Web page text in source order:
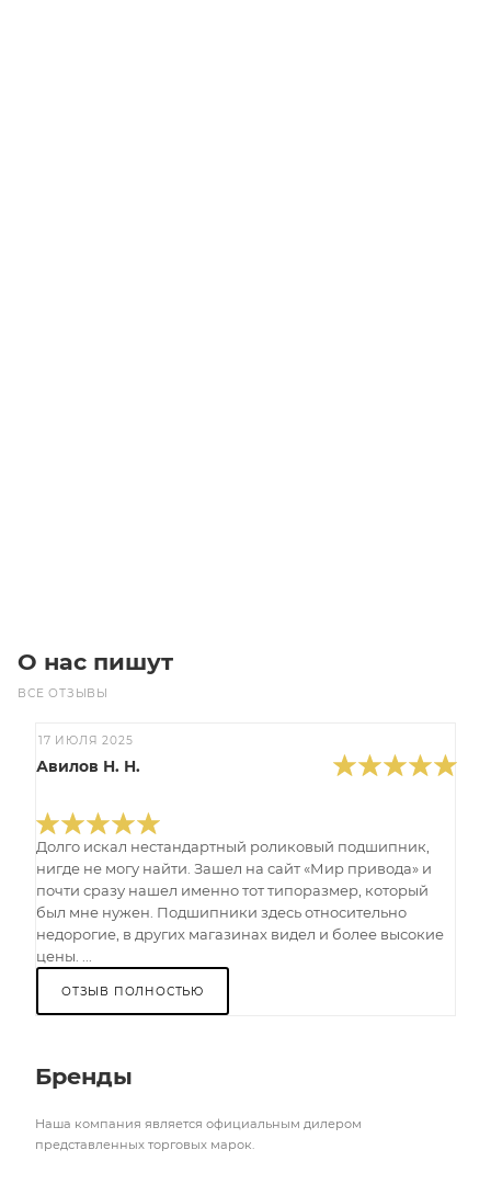
О нас пишут
ВСЕ ОТЗЫВЫ
17 ИЮЛЯ 2025
Авилов Н. Н.
Долго искал нестандартный роликовый подшипник,
нигде не могу найти. Зашел на сайт «Мир привода» и
почти сразу нашел именно тот типоразмер, который
был мне нужен. Подшипники здесь относительно
недорогие, в других магазинах видел и более высокие
цены. ...
ОТЗЫВ ПОЛНОСТЬЮ
Бренды
Наша компания является официальным дилером
представленных торговых марок.